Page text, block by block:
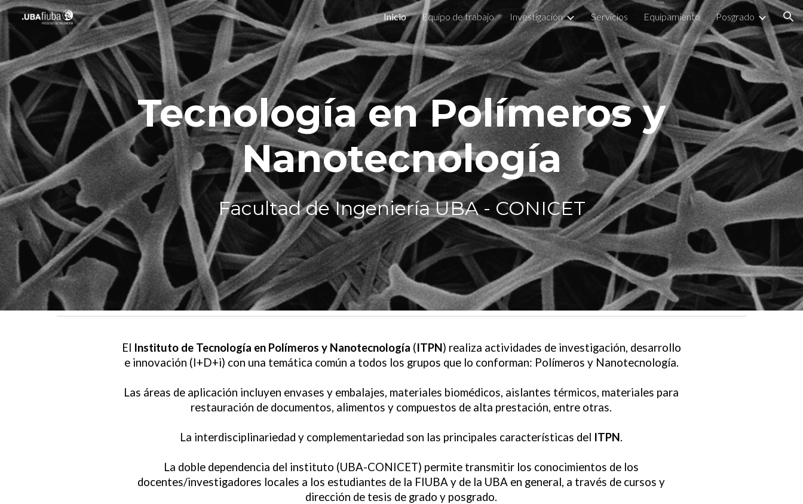
Skip to main content Skip to navigation
Inicio Equipo de trabajo Investigación Servicios Equipamiento Posgrado
Tecnología en Polímeros y
Nanotecnología
Facultad de Ingeniería UBA - CONICET
El Instituto de Tecnología en Polímeros y Nanotecnología (ITPN) realiza actividades de investigación, desarrollo
e innovación (I+D+i) con una temática común a todos los grupos que lo conforman: Polímeros y Nanotecnología.
Las áreas de aplicación incluyen envases y embalajes, materiales biomédicos, aislantes térmicos, materiales para
restauración de documentos, alimentos y compuestos de alta prestación, entre otras.
La interdisciplinariedad y complementariedad son las principales características del ITPN.
La doble dependencia del instituto (UBA-CONICET) permite transmitir los conocimientos de los
docentes/investigadores locales a los estudiantes de la FIUBA y de la UBA en general, a través de cursos y
dirección de tesis de grado y posgrado.